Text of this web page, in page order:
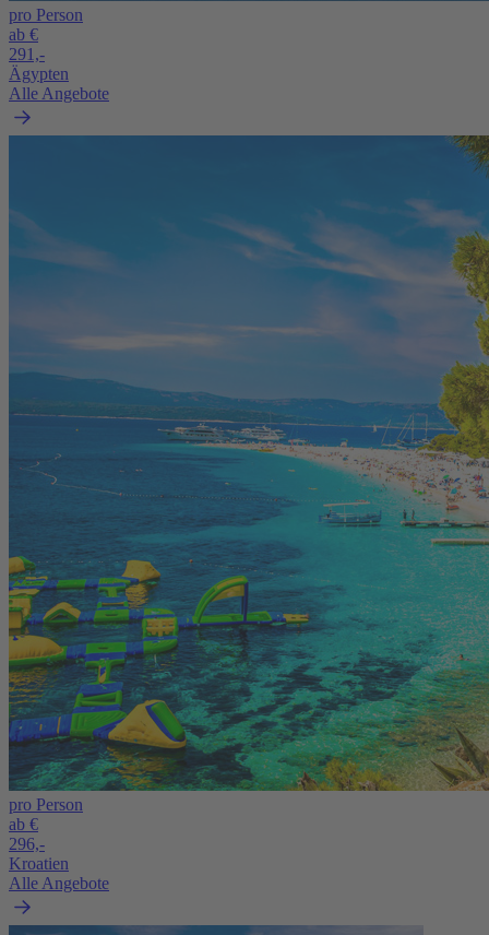
pro Person
ab €
291,-
Ägypten
Alle Angebote
pro Person
ab €
296,-
Kroatien
Alle Angebote